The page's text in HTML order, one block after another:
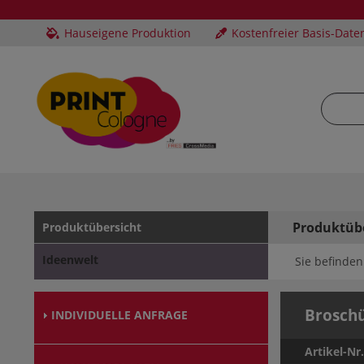
Hauseigene Produktion Kostenfreier Basis-
Produktübersicht
Ideenwelt
INDIVIDUELLE ANFRAGE
Sie
Artikel-